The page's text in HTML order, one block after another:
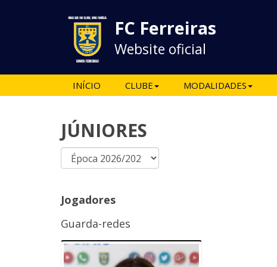
FC Ferreiras
Website oficial
INÍCIO CLUBE MODALIDADES
JÚNIORES
Jogadores
Guarda-redes